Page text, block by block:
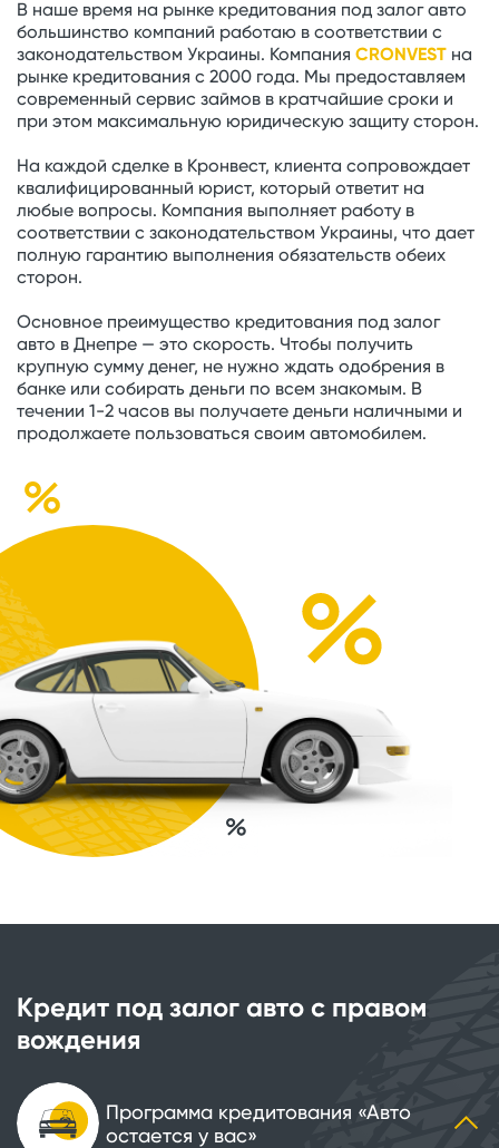
В наше время на рынке кредитования под залог авто
большинство компаний работаю в соответствии с
законодательством Украины. Компания CRONVEST на
рынке кредитования с 2000 года. Мы предоставляем
современный сервис займов в кратчайшие сроки и
при этом максимальную юридическую защиту сторон.
На каждой сделке в Кронвест, клиента сопровождает
квалифицированный юрист, который ответит на
любые вопросы. Компания выполняет работу в
соответствии с законодательством Украины, что дает
полную гарантию выполнения обязательств обеих
сторон.
Основное преимущество кредитования под залог
авто в Днепре — это скорость. Чтобы получить
крупную сумму денег, не нужно ждать одобрения в
банке или собирать деньги по всем знакомым. В
течении 1-2 часов вы получаете деньги наличными и
продолжаете пользоваться своим автомобилем.
Кредит под залог авто с правом
вождения
Программа кредитования «Авто
остается у вас»